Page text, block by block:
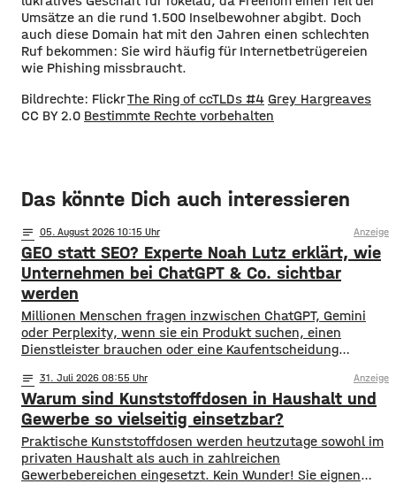
Umsätze an die rund 1.500 Inselbewohner abgibt. Doch
auch diese Domain hat mit den Jahren einen schlechten
Ruf bekommen: Sie wird häufig für Internetbetrügereien
wie Phishing missbraucht.
Bildrechte: FlickrThe Ring of ccTLDs #4 Grey Hargreaves
CC BY 2.0 Bestimmte Rechte vorbehalten
Das könnte Dich auch interessieren
notes 05. August 2026 10:15 Anzeige
GEO statt SEO? Experte Noah Lutz erklärt, wie
Unternehmen bei ChatGPT & Co. sichtbar
werden
Millionen Menschen fragen inzwischen ChatGPT, Gemini
oder Perplexity, wenn sie ein Produkt suchen, einen
Dienstleister brauchen oder eine Kaufentscheidung
formuliert und mit konkreten Empfehlungen. Welche
Unternehmen dort genannt werden und welche nicht,
entscheidet zunehmend über Aufträge und Umsatz. Genau
hier setzt Generative Engine Optimization an,
notes 31. Juli 2026 08:55 Anzeige
Warum sind Kunststoffdosen in Haushalt und
Gewerbe so vielseitig einsetzbar?
Praktische Kunststoffdosen werden heutzutage sowohl im
privaten Haushalt als auch in zahlreichen
Gewerbebereichen eingesetzt. Kein Wunder! Sie eignen